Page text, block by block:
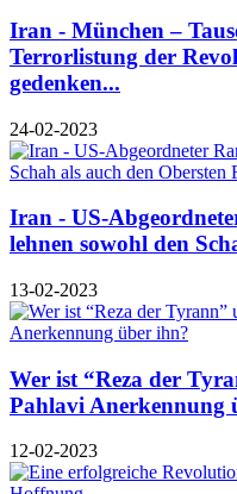
Iran - München –
Terrorlistung der
gedenken...
24-02-2023
Iran - US-
lehnen sowohl den
13-02-2023
Wer ist “Reza der
Pahlavi Anerkennung
12-02-2023